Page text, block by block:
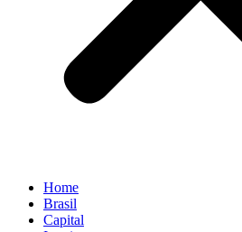
Home
Brasil
Capital